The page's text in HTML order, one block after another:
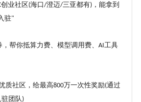
创业社区(海口/澄迈/三亚都有)，能拿到
驻"
，帮你抵算力费、模型调用费、 AI工具
质社区，给最高800万一次性奖励(通过
团队)